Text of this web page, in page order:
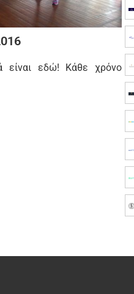
είναι εδώ! Κάθε χρόνο